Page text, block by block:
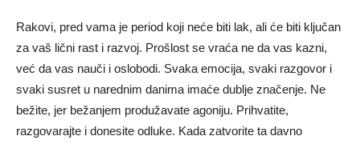
Rakovi, pred vama je period koji neće biti lak, ali će biti ključan
za vaš lični rast i razvoj. Prošlost se vraća ne da vas kazni,
već da vas nauči i oslobodi. Svaka emocija, svaki razgovor i
svaki susret u narednim danima imaće dublje značenje. Ne
bežite, jer bežanjem produžavate agoniju. Prihvatite,
razgovarajte i donesite odluke. Kada zatvorite ta davno